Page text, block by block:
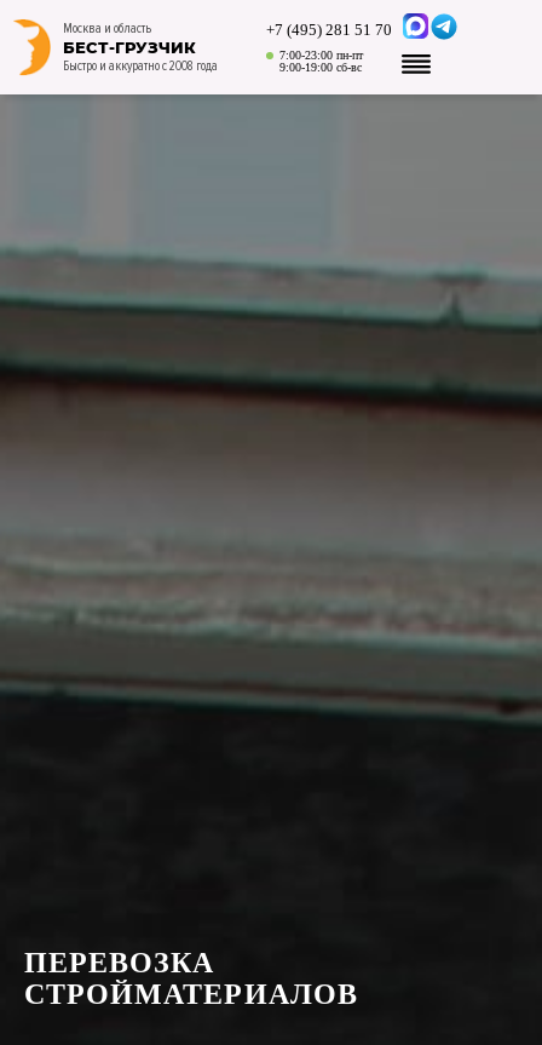
Москва и область
БЕСТ-ГРУЗЧИК
Быстро и аккуратно с 2008 года
+7 (495) 281 51 70
7:00-23:00 пн-пт
9:00-19:00 сб-вс
ПЕРЕВОЗКА
СТРОЙМАТЕРИАЛОВ